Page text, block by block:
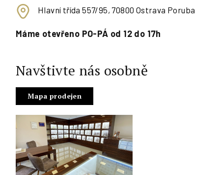
Hlavní třída 557/95, 70800 Ostrava Poruba
Máme otevřeno PO-PÁ od 12 do 17h
Navštivte nás osobně
Mapa prodejen